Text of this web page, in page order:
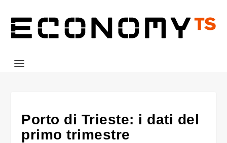
Porto di Trieste: i dati del
primo trimestre